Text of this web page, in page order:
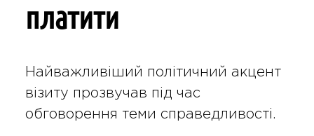
платити
Найважливіший політичний акцент
візиту прозвучав під час
обговорення теми справедливості.